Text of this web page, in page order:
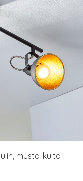
musta-kulta